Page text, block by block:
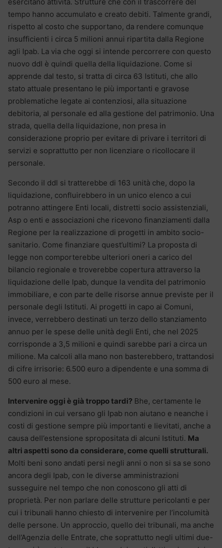
tempo hanno accumulato e creato debiti. Talmente grandi,
rispetto al costo che supportano, da rendere comunque
insufficienti i circa 5 milioni annui ripartita dalla Regione
agli Ipab. La via che oggi si intende percorrere con questo
nuovo ddl è quindi quella della liquidazione. Come si
apprende dal testo, si tratta di circa 63 Istituti, che allo
stato attuale presentano le più importanti e gravose
problematiche legate ai contenziosi, alla situazione
debitoria, al personale ed alla gestione del patrimonio. Una
strada, quella della liquidazione, non presa in
considerazione proprio per evitare di privare i territori di
servizi e soprattutto per non licenziare o ricollocare il
personale.
Secondo il ddl si tratterebbe di 163 unità che, dopo la
liquidazione, confluirebbero in un unico elenco a cui
potranno attingere Enti locali, distretti socio assistenziali,
Asp o enti e associazioni che ricevono finanziamenti dalla
Regione per la realizzazione di progetti in ambito socio-
sanitario. Come finanziare quest’ultimi? La proposta di
legge non comporterebbe ulteriori oneri a carico del
bilancio regionale e troverebbe copertura attraverso la
liquidazione delle Ipab, dunque la vendita del patrimonio
immobiliare, e con parte delle risorse annue previste per il
personale degli Istituti. Ai progetti in capo ai Comuni,
invece, verrebbero destinati un terzo dello stanziamento
annuo per le spese delle unità degli Enti, che nel 2025
corrisponde a 3,5 milioni e quindi sarebbe pari a circa un
milione. Ma calcoli alla mano non basterebbero, trattandosi
di cifre irrisorie: 6.500 euro a dipendente e una somma di
500 euro al mese.
Intervenire oggi è già troppo tardi? Bhe, certamente le
condizioni in cui versano gli Ipab non aiutano e neanche i
costi di gestione sempre più importanti e lievitati, anche a
causa dell’estensione spropositata di alcuni Istituti. Ma
altri aspetti sono da considerare, come quelli strutturali.
Molti beni sono andati persi negli anni o non si sa se sono
ancora degli Ipab, con le diverse amministrazioni
susseguire nel tempo che non conoscono gli atti di
proprietà. Per non parlare delle strutture pericolanti e per
cui i tribunali hanno chiesto di intervenire per l’incolumità
delle persone. Un approccio, quello dei tribunali, ma anche
dell’Agenzia delle Entrate, che soprattutto negli ultimi due-